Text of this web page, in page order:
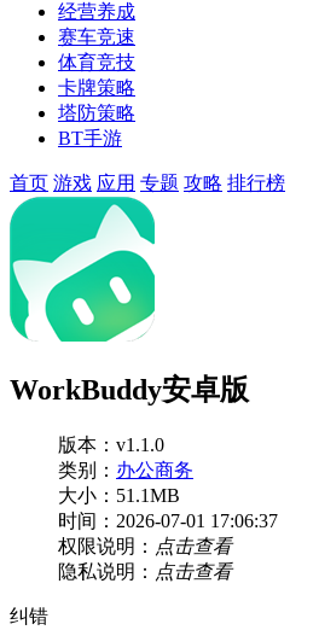
经营养成
赛车竞速
体育竞技
卡牌策略
塔防策略
BT手游
首页 游戏 应用 专题 攻略 排行榜
WorkBuddy安卓版
版本：v1.1.0
类别： 办公商务
大小：51.1MB
时间：2026-07-01 17:06:37
权限说明： 点击查看
隐私说明： 点击查看
纠错